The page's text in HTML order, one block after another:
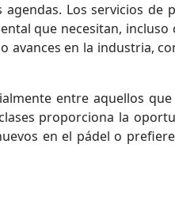
Los servicios de
que necesitan,
en la industria,
entre aquellos
proporciona la
en el pádel o